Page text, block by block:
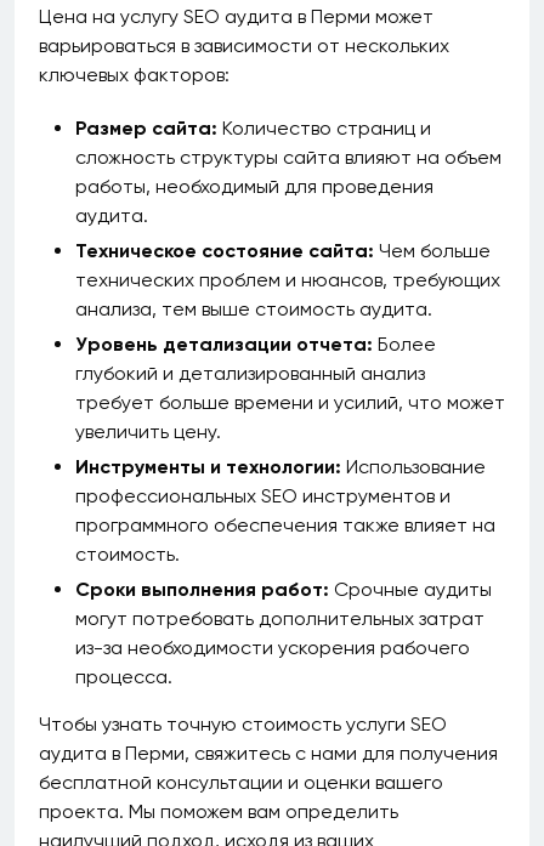
Цена на услугу SEO аудита в Перми может
варьироваться в зависимости от нескольких
ключевых факторов:
Размер сайта: Количество страниц и
сложность структуры сайта влияют на объем
работы, необходимый для проведения
аудита.
Техническое состояние сайта: Чем больше
технических проблем и нюансов, требующих
анализа, тем выше стоимость аудита.
Уровень детализации отчета: Более
глубокий и детализированный анализ
требует больше времени и усилий, что может
увеличить цену.
Инструменты и технологии: Использование
профессиональных SEO инструментов и
программного обеспечения также влияет на
стоимость.
Сроки выполнения работ: Срочные аудиты
могут потребовать дополнительных затрат
из-за необходимости ускорения рабочего
процесса.
Чтобы узнать точную стоимость услуги SEO
аудита в Перми, свяжитесь с нами для получения
бесплатной консультации и оценки вашего
проекта. Мы поможем вам определить
наилучший подход, исходя из ваших